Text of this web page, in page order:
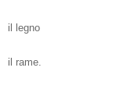
il legno
il rame.